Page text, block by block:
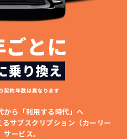
ごとに
乗り換え
契約年数は異なります
から「利用する時代」へ
るサブスクリプション（カーリー
サービス。